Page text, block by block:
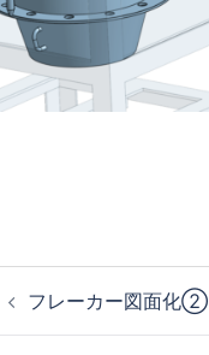
フレーカー図面化②